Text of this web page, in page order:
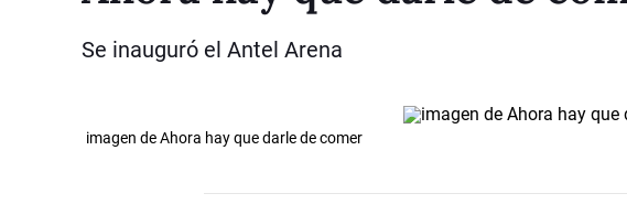
Se inauguró el Antel Arena
imagen de Ahora hay que darle de comer